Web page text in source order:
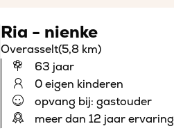
Ria - nienke
Overasselt(5,8 km)
63 jaar
0 eigen kinderen
opvang bij: gastouder
meer dan 12 jaar ervaring